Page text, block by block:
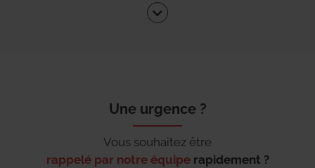
Une urgence ?
Vous souhaitez être
rappelé par notre équipe rapidement ?